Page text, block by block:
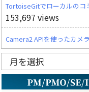
TortoiseGitでローカルのコ
153,697 views
Camera2 APIを使ったカメ
月を選択